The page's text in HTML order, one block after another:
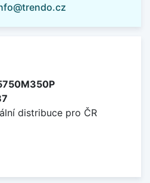
distribuce pro ČR